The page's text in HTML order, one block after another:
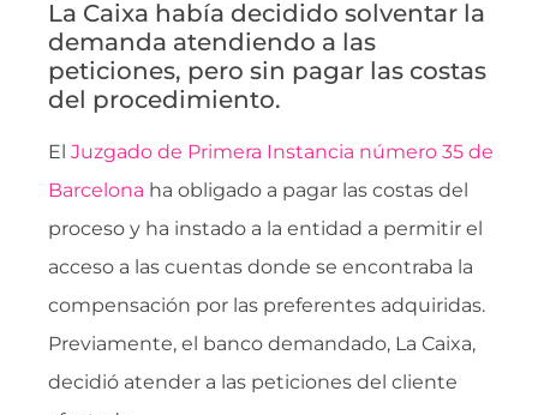
La Caixa había decidido solventar la
demanda atendiendo a las
peticiones, pero sin pagar las costas
del procedimiento.
El Juzgado de Primera Instancia número 35 de
Barcelona ha obligado a pagar las costas del
proceso y ha instado a la entidad a permitir el
acceso a las cuentas donde se encontraba la
compensación por las preferentes adquiridas.
Previamente, el banco demandado, La Caixa,
decidió atender a las peticiones del cliente